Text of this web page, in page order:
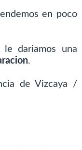
en poco
le dariamos una
.
de Vizcaya /